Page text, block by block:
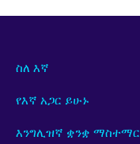
ስለ እኛ
የእኛ አጋር ይሁኑ
እንግሊዝኛ ቋንቋ ማስተማር